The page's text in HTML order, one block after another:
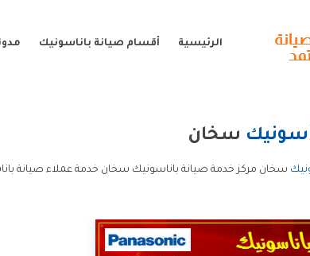
الرئيسية أقسام صيانة باناسونيك
سخان
سخان مركز خدمة صيانة باناسونيك سخان خدمة عملاء صيانة